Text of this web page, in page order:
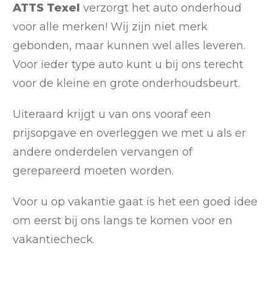
ATTS Texel verzorgt het auto onderhoud
voor alle merken! Wij zijn niet merk
gebonden, maar kunnen wel alles leveren.
Voor ieder type auto kunt u bij ons terecht
voor de kleine en grote onderhoudsbeurt.
Uiteraard krijgt u van ons vooraf een
prijsopgave en overleggen we met u als er
andere onderdelen vervangen of
gerepareerd moeten worden.
Voor u op vakantie gaat is het een goed idee
om eerst bij ons langs te komen voor en
vakantiecheck.